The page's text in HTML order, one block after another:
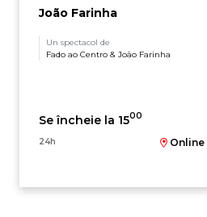
João Farinha
Un spectacol de
Fado ao Centro & João Farinha
Se încheie la 1500
24h Online